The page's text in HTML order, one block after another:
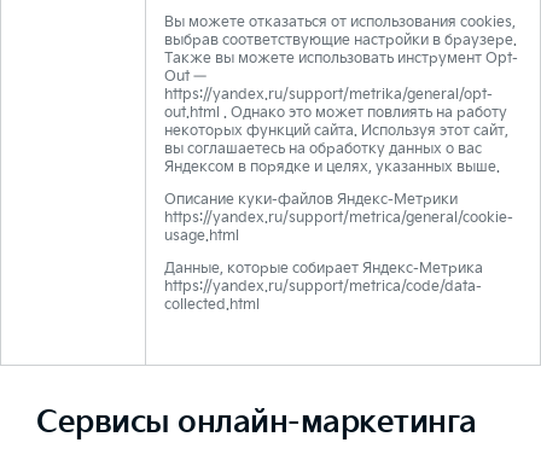
Вы можете отказаться от использования cookies,
выбрав соответствующие настройки в браузере.
Также вы можете использовать инструмент Opt-
Out —
https://yandex.ru/support/metrika/general/opt-
out.html . Однако это может повлиять на работу
некоторых функций сайта. Используя этот сайт,
вы соглашаетесь на обработку данных о вас
Яндексом в порядке и целях, указанных выше.
Описание куки-файлов Яндекс-Метрики
https://yandex.ru/support/metrica/general/cookie-
usage.html
Данные, которые собирает Яндекс-Метрика
https://yandex.ru/support/metrica/code/data-
collected.html
Сервисы онлайн-маркетинга